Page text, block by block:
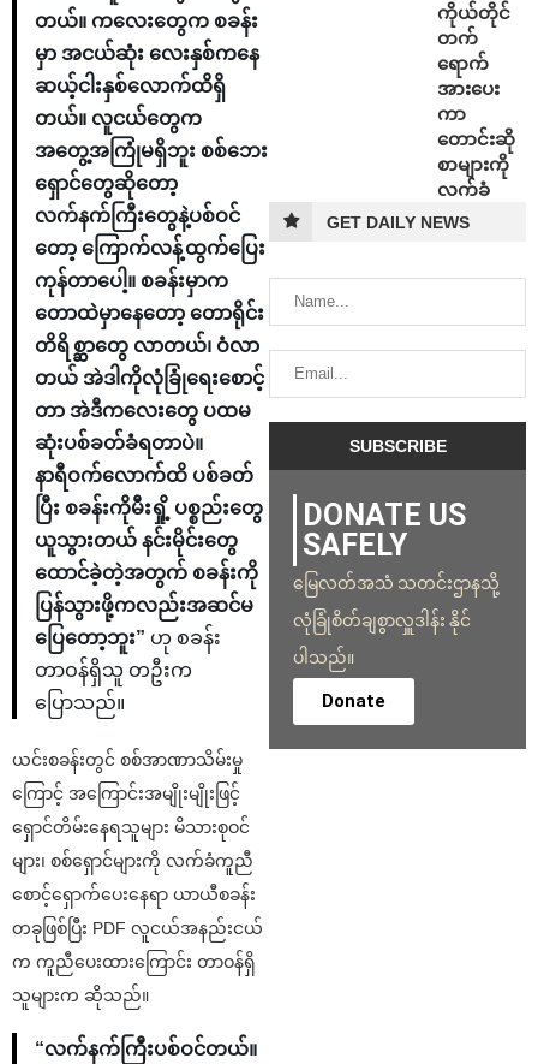
တယ်။ ကလေးတွေက စခန်း
မှာ အငယ်ဆုံး လေးနှစ်ကနေ
ဆယ့်ငါးနှစ်လောက်ထိရှိ
တယ်။ လူငယ်တွေက
အတွေ့အကြုံမရှိဘူး စစ်ဘေး
ရှောင်တွေဆိုတော့
လက်နက်ကြီးတွေနဲ့ပစ်ဝင်
တော့ ကြောက်လန့်ထွက်ပြေး
ကုန်တာပေါ့။ စခန်းမှာက
တောထဲမှာနေတော့ တောရိုင်း
တိရိစ္ဆာတွေ လာတယ်၊ ဝံလာ
တယ် အဲဒါကိုလုံခြုံရေးစောင့်
တာ အဲဒီကလေးတွေ ပထမ
ဆုံးပစ်ခတ်ခံရတာပဲ။
နာရီဝက်လောက်ထိ ပစ်ခတ်
ပြီး စခန်းကိုမီးရှို့ ပစ္စည်းတွေ
ယူသွားတယ် နင်းမိုင်းတွေ
ထောင်ခဲ့တဲ့အတွက် စခန်းကို
ပြန်သွားဖို့ကလည်းအဆင်မ
ပြေတော့ဘူး” ဟု စခန်း
တာဝန်ရှိသူ တဦးက
ပြောသည်။
ယင်းစခန်းတွင် စစ်အာဏာသိမ်းမှု
ကြောင့် အကြောင်းအမျိုးမျိုးဖြင့်
ရှောင်တိမ်းနေရသူများ မိသားစုဝင်
များ၊ စစ်ရှောင်များကို လက်ခံကူညီ
စောင့်ရှောက်ပေးနေရာ ယာယီစခန်း
တခုဖြစ်ပြီး PDF လူငယ်အနည်းငယ်
က ကူညီပေးထားကြောင်း တာဝန်ရှိ
သူများက ဆိုသည်။
“လက်နက်ကြီးပစ်ဝင်တယ်။
ကိုယ်တိုင်
တက်
ရောက်
အားပေး
ကာ
တောင်းဆို
စာများကို
လက်ခံ
GET DAILY NEWS
DONATE US
SAFELY
မြေလတ်အသံ သတင်းဌာနသို့
လုံခြုံစိတ်ချစွာလှူဒါန်း နိုင်
ပါသည်။
Donate